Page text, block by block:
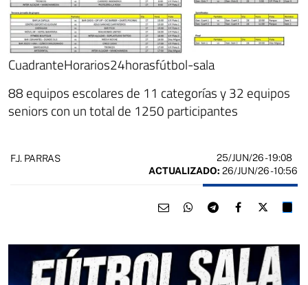
CuadranteHorarios24horasfútbol-sala
88 equipos escolares de 11 categorías y 32 equipos
seniors con un total de 1250 participantes
F.J. PARRAS 25/JUN/26- 19:08
ACTUALIZADO: 26/JUN/26 - 10:56